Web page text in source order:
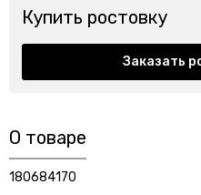
Купить ростовку
Заказать
О товаре
180684170